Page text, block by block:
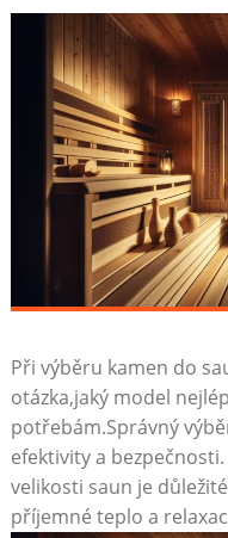
Při výběru kamen do
otázka,jaký model
potřebám.Správný
efektivity a
velikosti saun je
příjemné teplo a